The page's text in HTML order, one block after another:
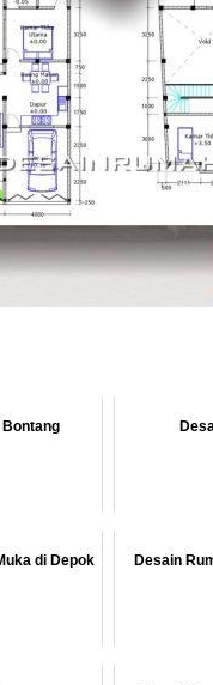
di Depok Desain